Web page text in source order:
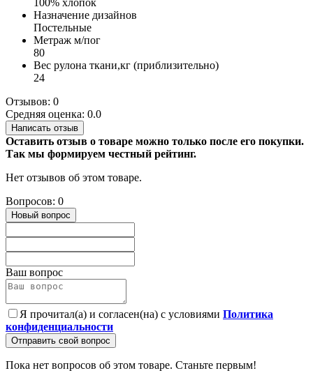
100% хлопок
Назначение дизайнов
Постельные
Метраж м/пог
80
Вес рулона ткани,кг (приблизительно)
24
Отзывов: 0
Средняя оценка: 0.0
Написать отзыв
Оставить отзыв о товаре можно только после его покупки.
Так мы формируем честный рейтинг.
Нет отзывов об этом товаре.
Вопросов: 0
Новый вопрос
Ваш вопрос
Я прочитал(а) и согласен(на) с условиями Политика
конфиденциальности
Отправить свой вопрос
Пока нет вопросов об этом товаре. Станьте первым!